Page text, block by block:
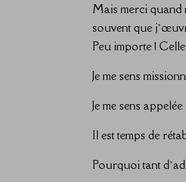
Mais merci quand
souvent que
Peu importe !
Je me sens
Je me sens
Il est temps de
Pourquoi tant